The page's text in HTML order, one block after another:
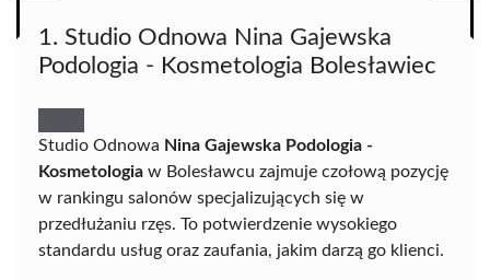
1. Studio Odnowa Nina Gajewska
Podologia - Kosmetologia Bolesławiec
Studio Odnowa Nina Gajewska Podologia -
Kosmetologia w Bolesławcu zajmuje czołową pozycję
w rankingu salonów specjalizujących się w
przedłużaniu rzęs. To potwierdzenie wysokiego
standardu usług oraz zaufania, jakim darzą go klienci.